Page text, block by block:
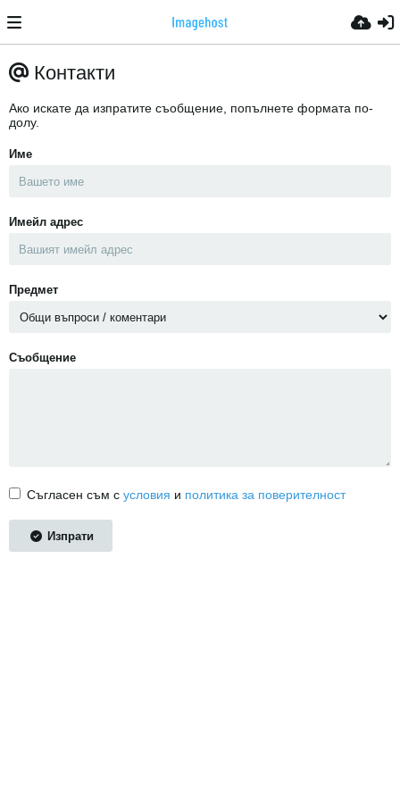
Контакти
Ако искате да изпратите съобщение, попълнете формата по-
долу.
Име
Имейл адрес
Предмет
Съобщение
Съгласен съм с условия и политика за поверителност
Изпрати